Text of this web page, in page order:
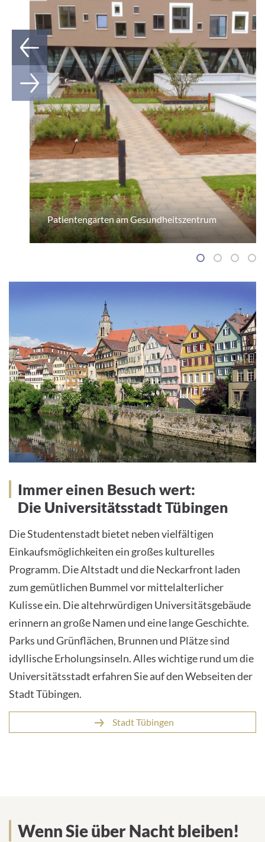
1 2 3 4
Patientengarten am Gesundheitszentrum
Immer einen Besuch wert:
Die Universitätsstadt Tübingen
Die Studentenstadt bietet neben vielfältigen
Einkaufsmöglichkeiten ein großes kulturelles
Programm. Die Altstadt und die Neckarfront laden
zum gemütlichen Bummel vor mittelalterlicher
Kulisse ein. Die altehrwürdigen Universitätsgebäude
erinnern an große Namen und eine lange Geschichte.
Parks und Grünflächen, Brunnen und Plätze sind
idyllische Erholungsinseln. Alles wichtige rund um die
Universitätsstadt erfahren Sie auf den Webseiten der
Stadt Tübingen.
Stadt Tübingen
Wenn Sie über Nacht bleiben!